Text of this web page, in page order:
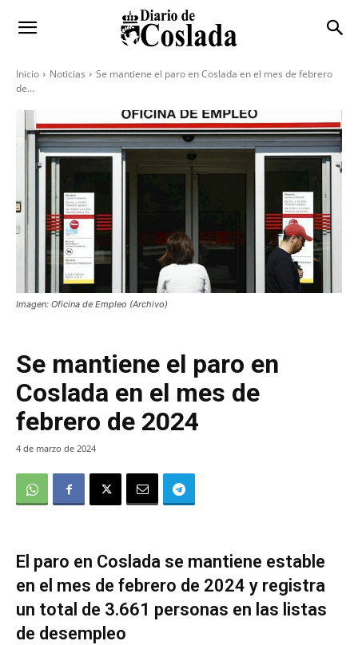
Inicio Noticias
Se mantiene el paro en Coslada en el mes de febrero
de...
Imagen: Oficina de Empleo (Archivo)
Se mantiene el paro en
Coslada en el mes de
febrero de 2024
4 de marzo de 2024
El paro en Coslada se mantiene estable
en el mes de febrero de 2024 y registra
un total de 3.661 personas en las listas
de desempleo